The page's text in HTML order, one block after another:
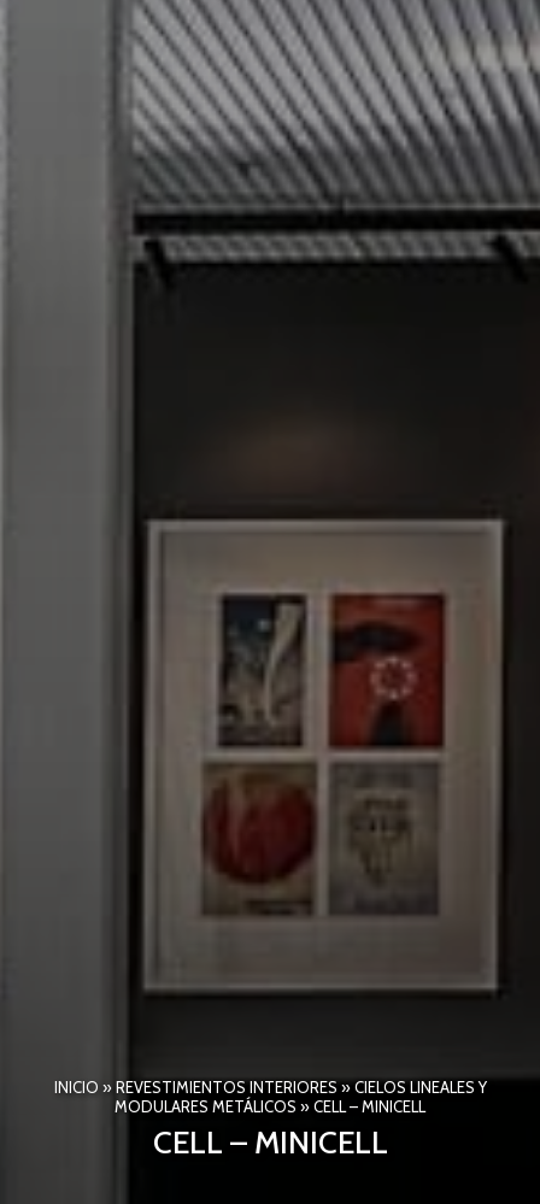
INICIO »REVESTIMIENTOS INTERIORES »CIELOS LINEALES Y
MODULARES METÁLICOS »CELL – MINICELL
CELL – MINICELL